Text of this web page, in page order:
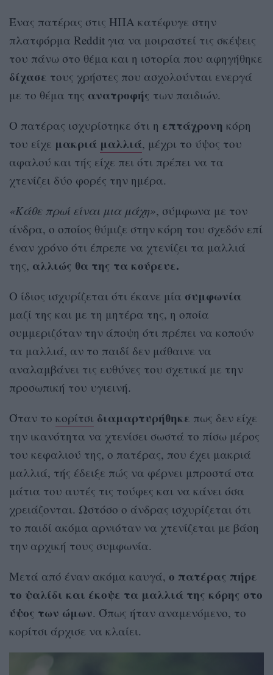
Ένας πατέρας στις ΗΠΑ κατέφυγε στην
πλατφόρμα Reddit για να μοιραστεί τις σκέψεις
του πάνω στο θέμα και η ιστορία που αφηγήθηκε
δίχασε τους χρήστες που ασχολούνται ενεργά
με το θέμα της ανατροφής των παιδιών.
Ο πατέρας ισχυρίστηκε ότι η επτάχρονη κόρη
του είχε μακριά μαλλιά, μέχρι το ύψος του
αφαλού και τής είχε πει ότι πρέπει να τα
χτενίζει δύο φορές την ημέρα.
«Κάθε πρωί είναι μια μάχη», σύμφωνα με τον
άνδρα, ο οποίος θύμιζε στην κόρη του σχεδόν επί
έναν χρόνο ότι έπρεπε να χτενίζει τα μαλλιά
της, αλλιώς θα της τα κούρευε.
Ο ίδιος ισχυρίζεται ότι έκανε μία συμφωνία
μαζί της και με τη μητέρα της, η οποία
συμμεριζόταν την άποψη ότι πρέπει να κοπούν
τα μαλλιά, αν το παιδί δεν μάθαινε να
αναλαμβάνει τις ευθύνες του σχετικά με την
προσωπική του υγιεινή.
Όταν το κορίτσι διαμαρτυρήθηκε πως δεν είχε
την ικανότητα να χτενίσει σωστά το πίσω μέρος
του κεφαλιού της, ο πατέρας, που έχει μακριά
μαλλιά, τής έδειξε πώς να φέρνει μπροστά στα
μάτια του αυτές τις τούφες και να κάνει όσα
χρειάζονται. Ωστόσο ο άνδρας ισχυρίζεται ότι
το παιδί ακόμα αρνιόταν να χτενίζεται με βάση
την αρχική τους συμφωνία.
Μετά από έναν ακόμα καυγά, ο πατέρας πήρε
το ψαλίδι και έκοψε τα μαλλιά της κόρης στο
ύψος των ώμων. Όπως ήταν αναμενόμενο, το
κορίτσι άρχισε να κλαίει.